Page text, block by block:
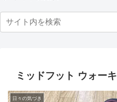
ミッドフット ウォー
日々の気づき